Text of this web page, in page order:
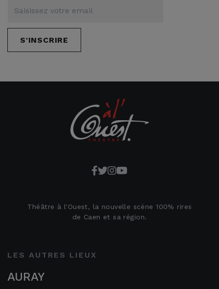
S'INSCRIRE
Théâtre à l'Ouest, la nouvelle scène 100% rires
de Caen et sa région.
LES AUTRES LIEUX
AURAY